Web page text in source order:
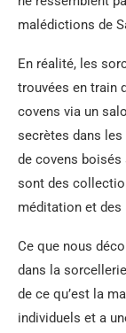
malédictions de
En réalité, les
trouvées en train
covens via un
secrètes dans les
de covens
sont des
méditation et des
Ce que nous
dans la
de ce qu’est la
individuels et a